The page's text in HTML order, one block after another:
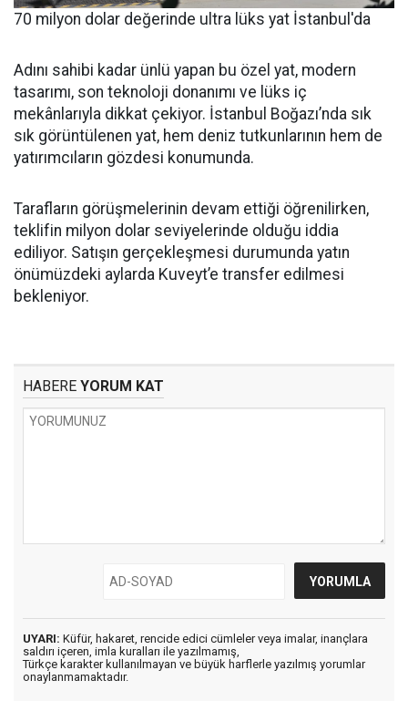
70 milyon dolar değerinde ultra lüks yat İstanbul'da
Adını sahibi kadar ünlü yapan bu özel yat, modern
tasarımı, son teknoloji donanımı ve lüks iç
mekânlarıyla dikkat çekiyor. İstanbul Boğazı’nda sık
sık görüntülenen yat, hem deniz tutkunlarının hem de
yatırımcıların gözdesi konumunda.
Tarafların görüşmelerinin devam ettiği öğrenilirken,
teklifin milyon dolar seviyelerinde olduğu iddia
ediliyor. Satışın gerçekleşmesi durumunda yatın
önümüzdeki aylarda Kuveyt’e transfer edilmesi
bekleniyor.
HABERE YORUM KAT
UYARI: Küfür, hakaret, rencide edici cümleler veya imalar, inançlara
saldırı içeren, imla kuralları ile yazılmamış,
Türkçe karakter kullanılmayan ve büyük harflerle yazılmış yorumlar
onaylanmamaktadır.